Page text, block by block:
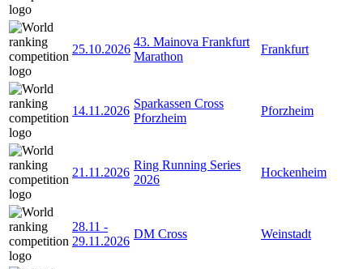
25.10.2026
43. Mainova Frankfurt
Marathon
Frankfurt
14.11.2026
Sparkassen Cross
Pforzheim
Pforzheim
21.11.2026
Ring Running Series
2026
Hockenheim
28.11 -
29.11.2026
DM Cross Weinstadt